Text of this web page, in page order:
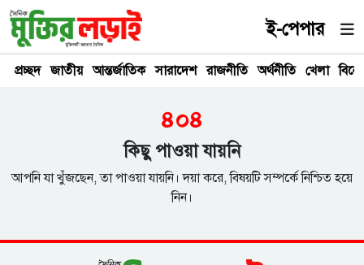
ই-পেপার
প্রচ্ছদ জাতীয় আন্তর্জাতিক সারাদেশ রাজনীতি অর্থনীতি খেলা
৪০৪
কিছু পাওয়া যায়নি
আপনি যা খুঁজছেন, তা পাওয়া যায়নি। দয়া করে, বিষয়টি সম্পর্কে নিশ্চিত হয়ে
নিন।